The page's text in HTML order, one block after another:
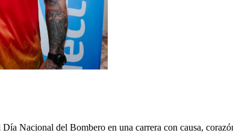
Nacional del Bombero en una carrera con causa,